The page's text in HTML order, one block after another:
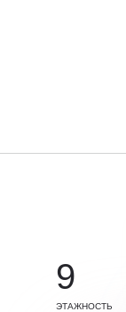
9
ЭТАЖНОСТЬ